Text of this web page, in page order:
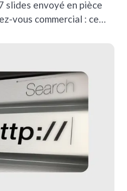
slides envoyé en pièce
vous commercial : ce